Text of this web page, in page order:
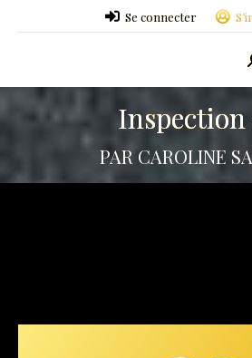
Se connecter
Inspection
PAR CAROLINE